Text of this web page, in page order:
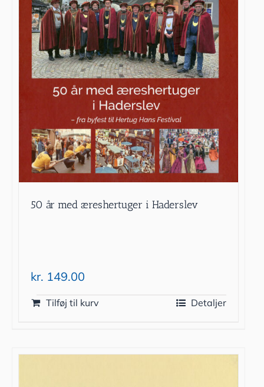
50 år med æreshertuger i Haderslev
kr. 149.00
Tilføj til kurv Detaljer